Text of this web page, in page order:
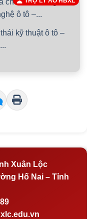
chữa hệ thống
ô tô –...
kỹ thuật ô tô –
Xuân Lộc
Hố Nai – Tỉnh